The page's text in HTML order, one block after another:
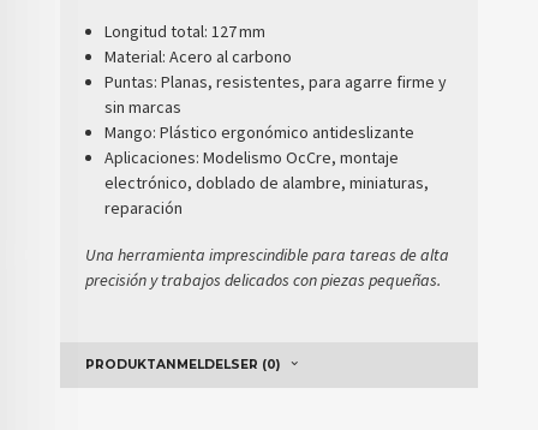
Longitud total: 127 mm
Material: Acero al carbono
Puntas: Planas, resistentes, para agarre firme y
sin marcas
Mango: Plástico ergonómico antideslizante
Aplicaciones: Modelismo OcCre, montaje
electrónico, doblado de alambre, miniaturas,
reparación
Una herramienta imprescindible para tareas de alta
precisión y trabajos delicados con piezas pequeñas.
PRODUKTANMELDELSER (0)